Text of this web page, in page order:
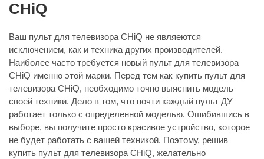
CHiQ
Ваш пульт для телевизора CHiQ не являеются
исключением, как и техника других производителей.
Наиболее часто требуется новый пульт для телевизора
CHiQ именно этой марки. Перед тем как купить пульт для
телевизора CHiQ, необходимо точно выяснить модель
своей техники. Дело в том, что почти каждый пульт ДУ
работает только с определенной моделью. Ошибившись в
выборе, вы получите просто красивое устройство, которое
не будет работать с вашей техникой. Поэтому, решив
купить пульт для телевизора CHiQ, желательно